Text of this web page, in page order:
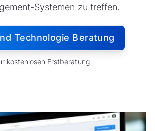
Systemen zu treffen.
Technologie Beratung
kostenlosen Erstberatung